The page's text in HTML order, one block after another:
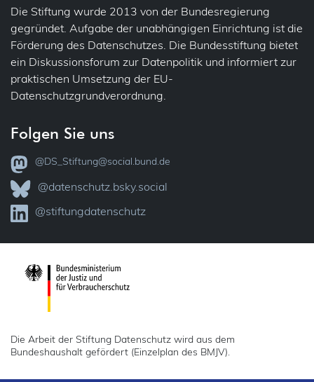
Die Stiftung wurde 2013 von der Bundesregierung
gegründet. Aufgabe der unabhängigen Einrichtung ist die
Förderung des Datenschutzes. Die Bundesstiftung bietet
ein Diskussionsforum zur Datenpolitik und informiert zur
praktischen Umsetzung der EU-
Datenschutzgrundverordnung.
Folgen Sie uns
@DS_Stiftung@social.bund.de
@datenschutz.bsky.social
@stiftungdatenschutz
Die Arbeit der Stiftung Datenschutz wird aus dem
Bundeshaushalt gefördert (Einzelplan des BMJV).